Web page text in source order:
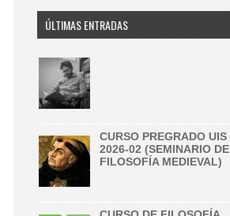
ÚLTIMAS ENTRADAS
CURSO PREGRADO UIS
2026-02 (SEMINARIO DE
FILOSOFÍA MEDIEVAL)